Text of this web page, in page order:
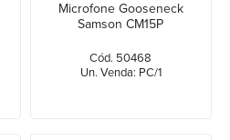
Microfone Gooseneck
Samson CM15P
Cód. 50468
Un. Venda: PC/1